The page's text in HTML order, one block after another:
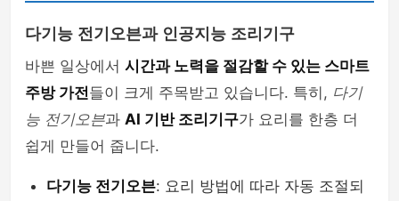
다기능 전기오븐과 인공지능 조리기구
바쁜 일상에서 시간과 노력을 절감할 수 있는 스마트
주방 가전들이 크게 주목받고 있습니다. 특히, 다기
능 전기오븐과 AI 기반 조리기구가 요리를 한층 더
쉽게 만들어 줍니다.
다기능 전기오븐: 요리 방법에 따라 자동 조절되